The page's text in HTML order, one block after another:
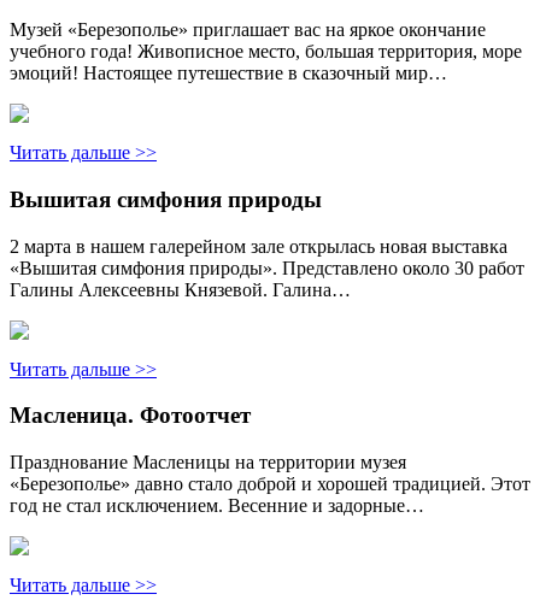
Музей «Березополье» приглашает вас на яркое окончание
учебного года! Живописное место, большая территория, море
эмоций! Настоящее путешествие в сказочный мир…
Читать дальше >>
Вышитая симфония природы
2 марта в нашем галерейном зале открылась новая выставка
«Вышитая симфония природы». Представлено около 30 работ
Галины Алексеевны Князевой. Галина…
Читать дальше >>
Масленица. Фотоотчет
Празднование Масленицы на территории музея
«Березополье» давно стало доброй и хорошей традицией. Этот
год не стал исключением. Весенние и задорные…
Читать дальше >>